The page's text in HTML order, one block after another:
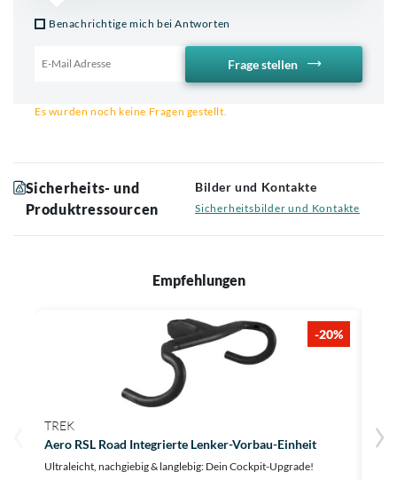
Benachrichtige mich bei Antworten
Frage stellen
Es wurden noch keine Fragen gestellt.
Sicherheits- und
Produktressourcen
Bilder und Kontakte
Sicherheitsbilder und Kontakte
Empfehlungen
-20%
TREK
Aero RSL Road Integrierte Lenker-Vorbau-Einheit
Ultraleicht, nachgiebig & langlebig: Dein Cockpit-Upgrade!